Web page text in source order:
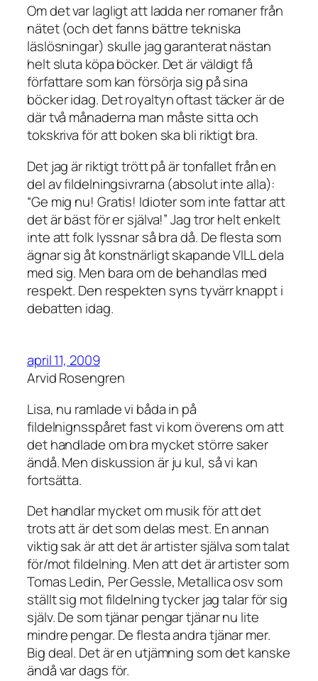
Om det var lagligt att ladda ner romaner från
nätet (och det fanns bättre tekniska
läslösningar) skulle jag garanterat nästan
helt sluta köpa böcker. Det är väldigt få
författare som kan försörja sig på sina
böcker idag. Det royaltyn oftast täcker är de
där två månaderna man måste sitta och
tokskriva för att boken ska bli riktigt bra.
Det jag är riktigt trött på är tonfallet från en
del av fildelningsivrarna (absolut inte alla):
“Ge mig nu! Gratis! Idioter som inte fattar att
det är bäst för er själva!” Jag tror helt enkelt
inte att folk lyssnar så bra då. De flesta som
ägnar sig åt konstnärligt skapande VILL dela
med sig. Men bara om de behandlas med
respekt. Den respekten syns tyvärr knappt i
debatten idag.
april 11, 2009
Arvid Rosengren
Lisa, nu ramlade vi båda in på
fildelnignsspåret fast vi kom överens om att
det handlade om bra mycket större saker
ändå. Men diskussion är ju kul, så vi kan
fortsätta.
Det handlar mycket om musik för att det
trots att är det som delas mest. En annan
viktig sak är att det är artister själva som talat
för/mot fildelning. Men att det är artister som
Tomas Ledin, Per Gessle, Metallica osv som
ställt sig mot fildelning tycker jag talar för sig
själv. De som tjänar pengar tjänar nu lite
mindre pengar. De flesta andra tjänar mer.
Big deal. Det är en utjämning som det kanske
ändå var dags för.